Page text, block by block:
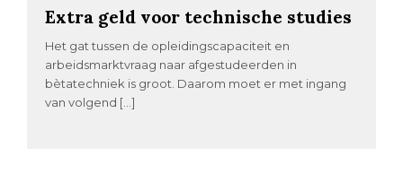
Extra geld voor technische studies
Het gat tussen de opleidingscapaciteit en
arbeidsmarktvraag naar afgestudeerden in
bètatechniek is groot. Daarom moet er met ingang
van volgend […]